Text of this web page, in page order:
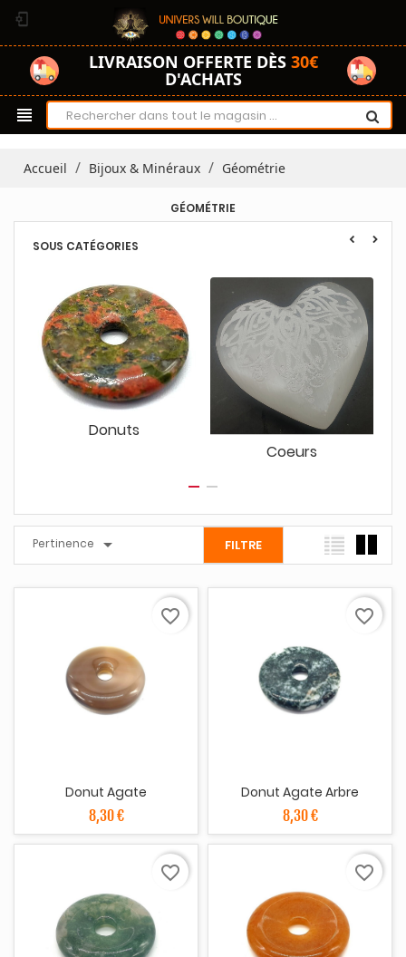
phonelink_setup
LIVRAISON OFFERTE DÈS 30€
D'ACHATS
view_headline
Accueil Bijoux & Minéraux Géométrie
GÉOMÉTRIE
SOUS CATÉGORIES
Donuts
Coeurs
Pertinence  FILTRE
Donut Agate
8,30 €
favorite_border
Donut Agate Arbre
8,30 €
favorite_border
favorite_border favorite_border